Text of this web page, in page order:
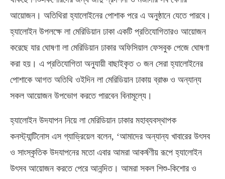
আয়োজন। অতিথিরা হ্যালোইনের পোশাক পরে এ অনুষ্ঠানে যেতে পারবে।
হ্যালোইন উপলক্ষে লা মেরিডিয়ান ঢাকা একটি প্রতিযোগিতারও আয়োজন
করেছে যার ঘোষণা লা মেরিডিয়ান ঢাকার অফিসিয়াল ফেসবুক পেজে ঘোষণা
করা হয়। এ প্রতিযোগিতা অনুযায়ী বাছাইকৃত ৩ জন সেরা হ্যালোইনের
পোশাকে আগত অতিথি ওইদিন লা মেরিডিয়ান ঢাকায় ব্রাঞ্চ ও অন্যান্য
সকল আয়োজন উপভোগ করতে পারবেন বিনামূল্যে।
হ্যালোইন উদযাপন নিয়ে লা মেরিডিয়ান ঢাকার মহাব্যবস্থাপক
কনস্ট্যান্টিনোস এস গ্যাভ্রিয়েল বলেন, ‘আমাদের অন্যান্য খাবারের উৎসব
ও সাংস্কৃতিক উদযাপনের মতো এবার আমরা আকর্ষণীয় রূপে হ্যালোইন
উৎসব আয়োজন করতে পেরে আনন্দিত। আমরা সকল শিশু-কিশোর ও